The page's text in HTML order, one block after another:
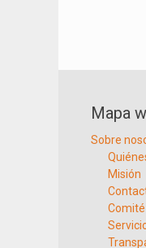
Mapa
Sobre
Misión